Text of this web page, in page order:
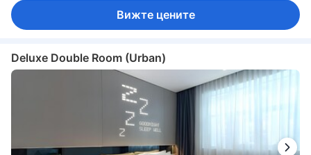
Вижте цените
Deluxe Double Room (Urban)